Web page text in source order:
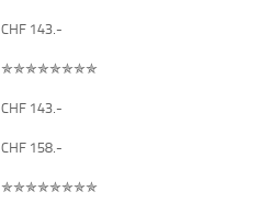
CHF 143.-
✯✯✯✯✯✯✯✯
CHF 143.-
CHF 158.-
✯✯✯✯✯✯✯✯